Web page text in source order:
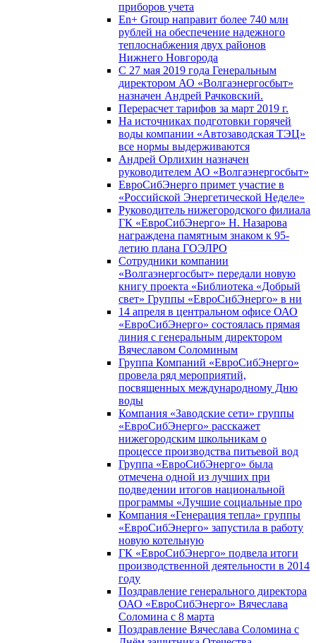
приборов учета
En+ Group направит более 740 млн
рублей на обеспечение надежного
теплоснабжения двух районов
Нижнего Новгорода
С 27 мая 2019 года Генеральным
директором АО «Волгаэнергосбыт»
назначен Андрей Рачковский.
Перерасчет тарифов за март 2019 г.
На источниках подготовки горячей
воды компании «Автозаводская ТЭЦ»
все нормы выдерживаются
Андрей Орлихин назначен
руководителем АО «Волгаэнергосбыт»
ЕвроСибЭнерго примет участие в
«Российской Энергетической Неделе»
Руководитель нижегородского филиала
ГК «ЕвроСибЭнерго» Н. Назарова
награждена памятным знаком к 95-
летию плана ГОЭЛРО
Сотрудники компании
«Волгаэнергосбыт» передали новую
книгу проекта «Библиотека «Добрый
свет» Группы «ЕвроСибЭнерго» в ни
14 апреля в центральном офисе ОАО
«ЕвроСибЭнерго» состоялась прямая
линия с генеральным директором
Вячеславом Соломиным
Группа Компаний «ЕвроСибЭнерго»
провела ряд мероприятий,
посвященных международному Дню
воды
Компания «Заводские сети» группы
«ЕвроСибЭнерго» расскажет
нижегородским школьникам о
процессе производства питьевой вод
Группа «ЕвроСибЭнерго» была
отмечена одной из лучших при
подведении итогов национальной
программы «Лучшие социальные про
Компания «Генерация тепла» группы
«ЕвроСибЭнерго» запустила в работу
новую котельную
ГК «ЕвроСибЭнерго» подвела итоги
производственной деятельности в 2014
году
Поздравление генерального директора
ОАО «ЕвроСибЭнерго» Вячеслава
Соломина с 8 марта
Поздравление Вячеслава Соломина с